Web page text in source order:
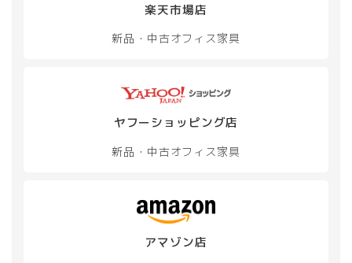
楽天市場店
新品・中古オフィス家具
ヤフーショッピング店
新品・中古オフィス家具
アマゾン店